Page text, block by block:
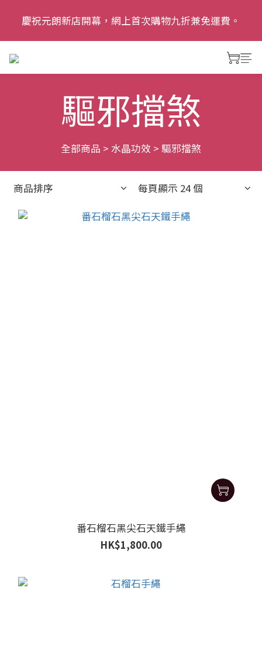
慶祝元朗新店開幕，網上首次購物九折兼免運費。
慶祝元朗新店開幕，網上首次購物九折兼免運費。
追蹤我哋Instagram: dalias.garden 了解更多優惠及精
慶祝元朗新店開幕，網上首次購物九折兼免運費。
驅邪擋煞
全部商品 > 水晶功效 > 驅邪擋煞
商品排序 每頁顯示 24 個
番石榴石黑尖石天鐵手繩
HK$1,800.00